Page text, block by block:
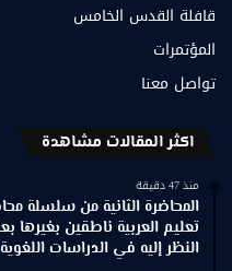
قافلة القدس الخامس
المؤتمرات
تواصل معنا
اكثر المقالات مشاهدة
منذ 47 دقيقة
المحاضرة الثانية من سلسلة
تعليم العربية ناطقين بغيرها
النظر إليه في الدراسات اللغوية